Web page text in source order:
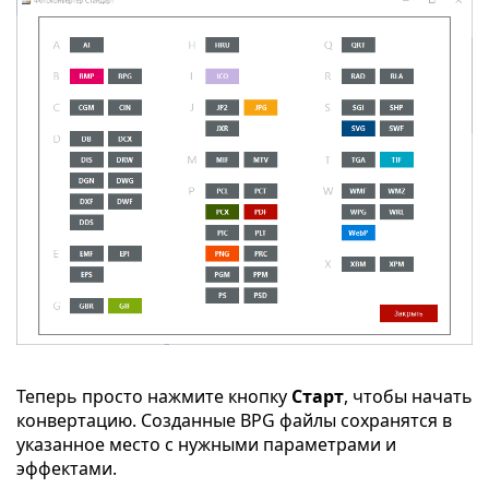
Теперь просто нажмите кнопку Старт, чтобы начать
конвертацию. Созданные BPG файлы сохранятся в
указанное место с нужными параметрами и
эффектами.